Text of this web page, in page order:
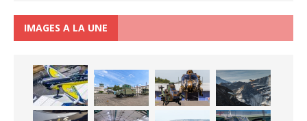
IMAGES A LA UNE